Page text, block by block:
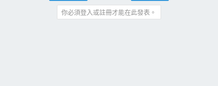
你必須登入或註冊才能在此發表。